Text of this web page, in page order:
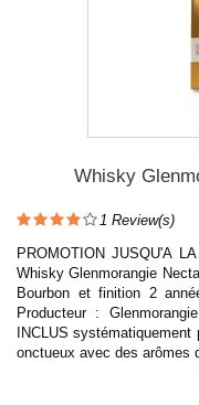
Whisky
1 Review(s)
PROMOTION JUSQU'A
Whisky Glenmorangie
Bourbon et finition 2
Producteur :
INCLUS
onctueux avec des arômes